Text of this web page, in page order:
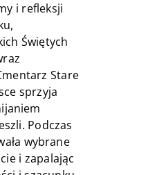
i refleksji
Świętych
Stare
sprzyja
Podczas
wybrane
i zapalając